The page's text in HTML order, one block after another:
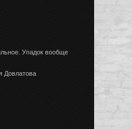
Упадок вообще
Довлатова